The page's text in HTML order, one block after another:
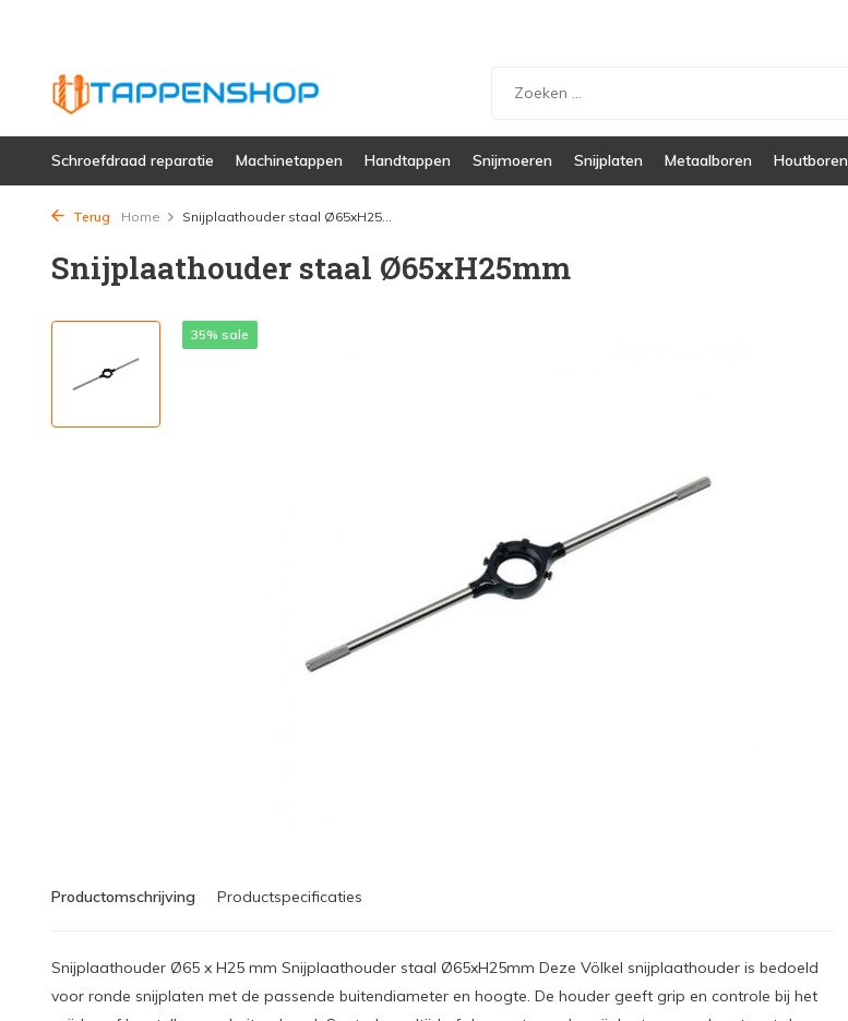
Schroefdraad reparatie Machinetappen Handtappen Snijmoeren Snijplaten Metaalboren Houtboren
Terug Home Snijplaathouder staal Ø65xH25...
Snijplaathouder staal Ø65xH25mm
35% sale
Productomschrijving Productspecificaties
Snijplaathouder Ø65 x H25 mm Snijplaathouder staal Ø65xH25mm Deze Völkel snijplaathouder is bedoeld
voor ronde snijplaten met de passende buitendiameter en hoogte. De houder geeft grip en controle bij het